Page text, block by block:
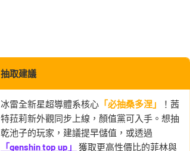
抽取建議
冰雷全新星超導體系核心 「必抽桑多涅」
！茜
特菈莉新外觀同步上線，顏值黨可入手。想抽
乾池子的玩家，建議提早儲值，或透過
「genshin top up」
獲取更高性價比的菲林與